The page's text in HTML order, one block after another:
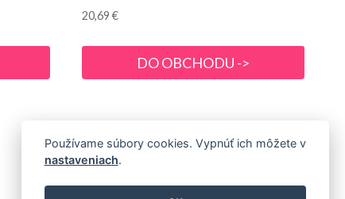
20,69€
DO OBCHODU ->
Používame súbory cookies. Vypnúť ich môžete v
nastaveniach.